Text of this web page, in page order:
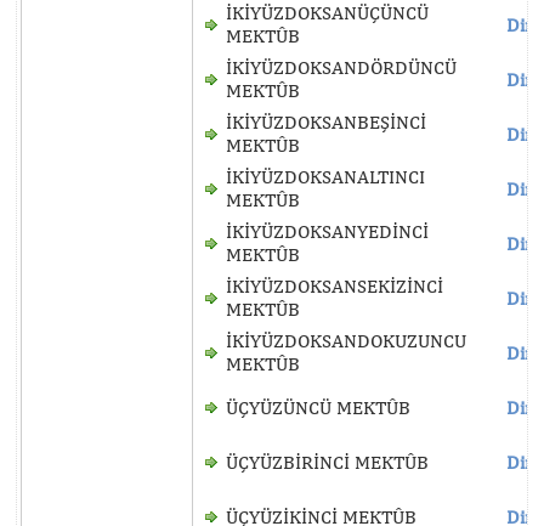
İKİYÜZDOKSANÜÇÜNCÜ
MEKTÛB
İKİYÜZDOKSANDÖRDÜNCÜ
MEKTÛB
İKİYÜZDOKSANBEŞİNCİ
MEKTÛB
İKİYÜZDOKSANALTINCI
MEKTÛB
İKİYÜZDOKSANYEDİNCİ
MEKTÛB
İKİYÜZDOKSANSEKİZİNCİ
MEKTÛB
İKİYÜZDOKSANDOKUZUNCU
MEKTÛB
ÜÇYÜZÜNCÜ MEKTÛB
ÜÇYÜZBİRİNCİ MEKTÛB
ÜÇYÜZİKİNCİ MEKTÛB